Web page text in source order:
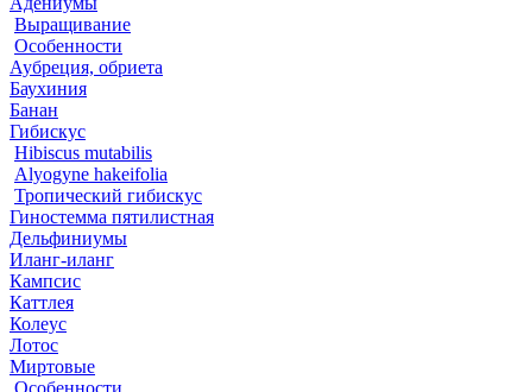
Выращивание
Особенности
Аубреция, обриета
Баухиния
Банан
Гибискус
Hibiscus mutabilis
Alyogyne hakeifolia
Тропический гибискус
Гиностемма пятилистная
Дельфиниумы
Иланг-иланг
Кампсис
Каттлея
Колеус
Лотос
Миртовые